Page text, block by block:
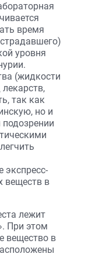
время
уровня
(жидкости
так как
но и
экспресс-
веществ в
лежит
При этом
вещество в